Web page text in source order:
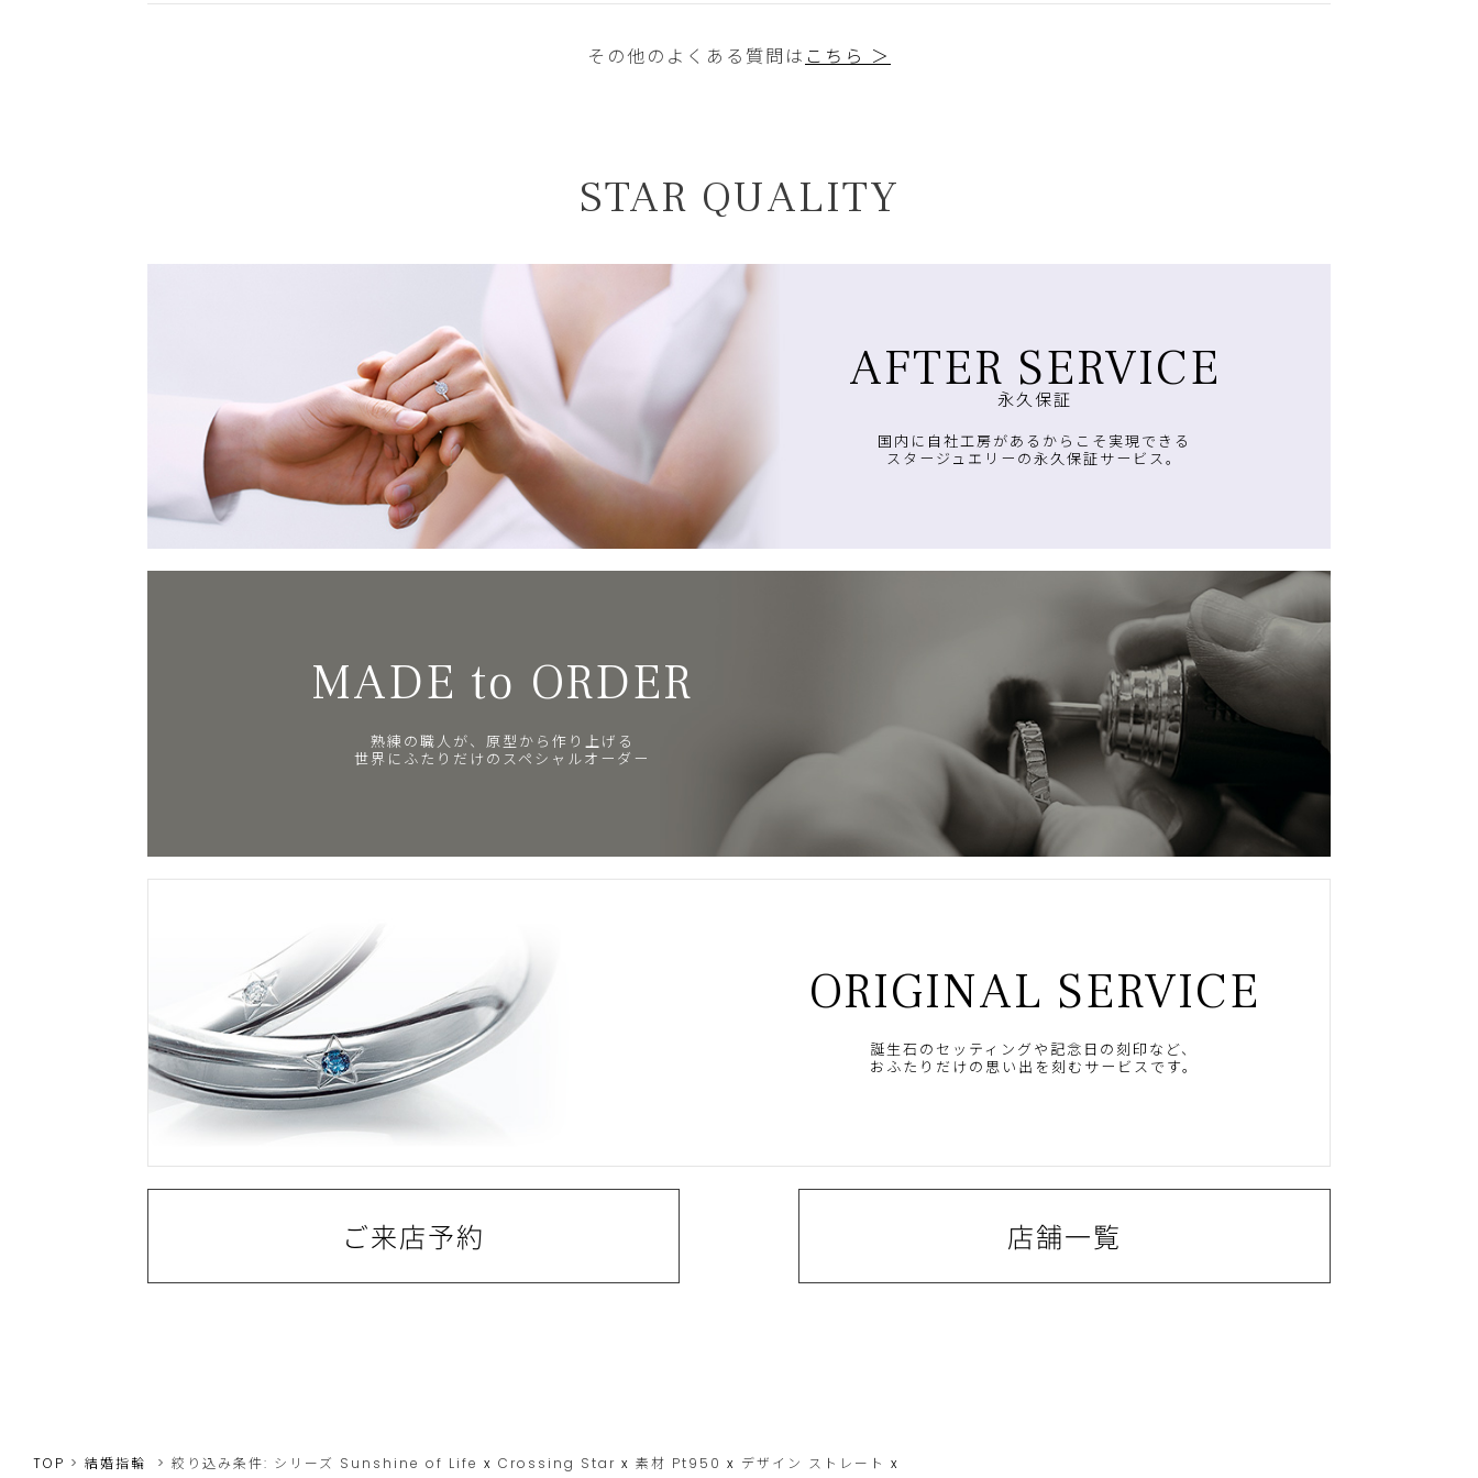
その他のよくある質問は こちら ＞
STAR QUALITY
AFTER SERVICE
永久保証
国内に自社工房があるからこそ実現できる
スタージュエリーの永久保証サービス。
MADE to ORDER
熟練の職人が、原型から作り上げる
世界にふたりだけのスペシャルオーダー
ORIGINAL SERVICE
誕生石のセッティングや記念日の刻印など、
おふたりだけの思い出を刻むサービスです。
ご来店予約 店舗一覧
TOP 結婚指輪 絞り込み条件: シリーズ Sunshine of Life x Crossing Star x 素材 Pt950 x デザイン ストレート x